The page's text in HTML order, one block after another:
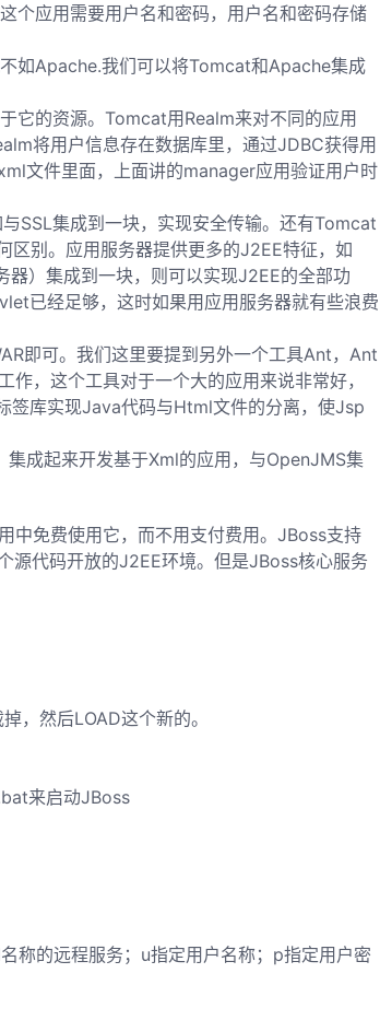
个应用需要用户名和密码，用户名和密码存储
如Apache.我们可以将Tomcat和Apache集成
的资源。Tomcat用Realm来对不同的应用
将用户信息存在数据库里，通过JDBC获得用
文件里面，上面讲的manager应用验证用户时
SSL集成到一块，实现安全传输。还有Tomcat
别。应用服务器提供更多的J2EE特征，如
）集成到一块，则可以实现J2EE的全部功
已经足够，这时如果用应用服务器就有些浪费
即可。我们这里要提到另外一个工具Ant，Ant
，这个工具对于一个大的应用来说非常好，
签库实现Java代码与Html文件的分离，使Jsp
成起来开发基于Xml的应用，与OpenJMS集
中免费使用它，而不用支付费用。JBoss支持
源代码开放的J2EE环境。但是JBoss核心服务
，然后LOAD这个新的。
来启动JBoss
称的远程服务；u指定用户名称；p指定用户密